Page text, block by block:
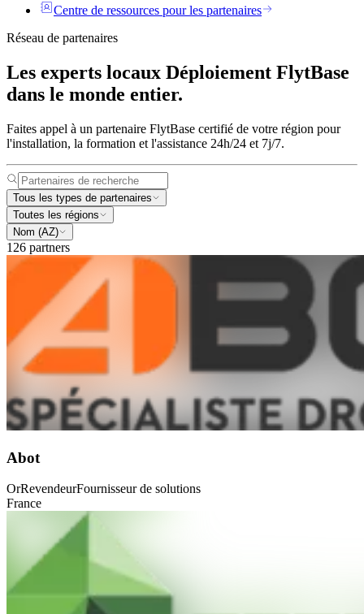
Centre de ressources pour les partenaires
Réseau de partenaires
Les experts locaux Déploiement FlytBase
dans le monde entier.
Faites appel à un partenaire FlytBase certifié de votre région pour
l'installation, la formation et l'assistance 24h/24 et 7j/7.
Tous les types de partenaires
Toutes les régions
Nom (AZ)
126 partners
Abot
OrRevendeurFournisseur de solutions
France